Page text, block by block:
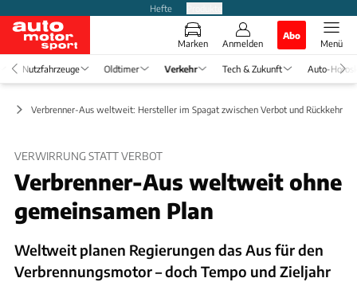
Hefte
Marken Anmelden
Abo
Menü
Nutzfahrzeuge Oldtimer Verkehr Tech & Zukunft Auto-
Verbrenner-Aus weltweit: Hersteller im Spagat zwischen Verbot und Rückkehr
VERWIRRUNG STATT VERBOT
Verbrenner-Aus weltweit ohne
gemeinsamen Plan
Weltweit planen Regierungen das Aus für den
Verbrennungsmotor – doch Tempo und Zieljahr